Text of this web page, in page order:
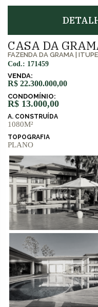
CASA DA
FAZENDA DA GRAMA
Cod.: 171459
VENDA:
R$ 22.300.000,00
CONDOMÍNIO:
R$ 13.000,00
A. CONSTRUÍDA
1080M²
TOPOGRAFIA
PLANO